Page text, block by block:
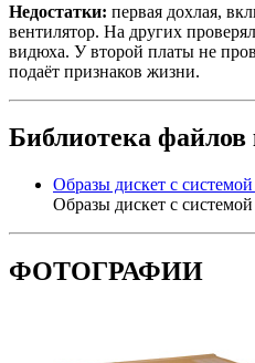
Недостатки: первая дохлая,
вентилятор. На других
видюха. У второй платы не
подаёт признаков жизни.
Библиотека
Образы дискет с
Образы дискет с
ФОТОГРАФИИ